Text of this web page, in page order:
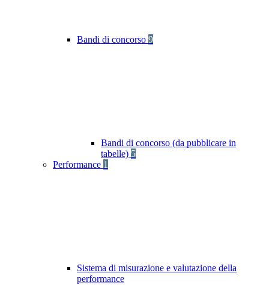
Bandi di concorso 9
Bandi di concorso (da pubblicare in
tabelle) 5
Performance 1
Sistema di misurazione e valutazione della
performance